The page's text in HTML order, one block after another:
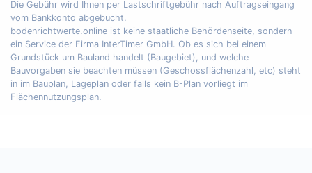
Die Gebühr wird Ihnen per Lastschriftgebühr nach Auftragseingang
vom Bankkonto abgebucht.
bodenrichtwerte.online ist keine staatliche Behördenseite, sondern
ein Service der Firma InterTimer GmbH. Ob es sich bei einem
Grundstück um Bauland handelt (Baugebiet), und welche
Bauvorgaben sie beachten müssen (Geschossflächenzahl, etc) steht
in im Bauplan, Lageplan oder falls kein B-Plan vorliegt im
Flächennutzungsplan.